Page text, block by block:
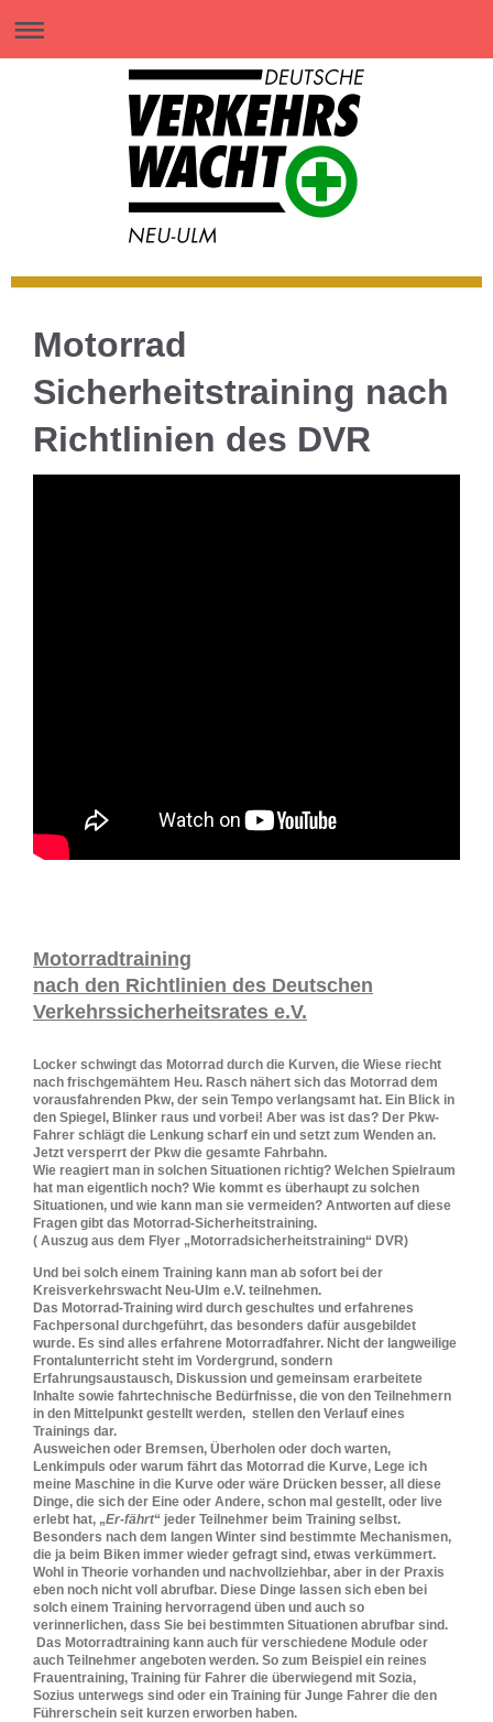
Motorrad
Sicherheitstraining nach
Richtlinien des DVR
Motorradtraining
nach den Richtlinien des Deutschen
Verkehrssicherheitsrates e.V.
Locker schwingt das Motorrad durch die Kurven, die Wiese riecht
nach frischgemähtem Heu. Rasch nähert sich das Motorrad dem
vorausfahrenden Pkw, der sein Tempo verlangsamt hat. Ein Blick in
den Spiegel, Blinker raus und vorbei! Aber was ist das? Der Pkw-
Fahrer schlägt die Lenkung scharf ein und setzt zum Wenden an.
Jetzt versperrt der Pkw die gesamte Fahrbahn.
Wie reagiert man in solchen Situationen richtig? Welchen Spielraum
hat man eigentlich noch? Wie kommt es überhaupt zu solchen
Situationen, und wie kann man sie vermeiden? Antworten auf diese
Fragen gibt das Motorrad-Sicherheitstraining.
( Auszug aus dem Flyer „Motorradsicherheitstraining“ DVR)
Und bei solch einem Training kann man ab sofort bei der
Kreisverkehrswacht Neu-Ulm e.V. teilnehmen.
Das Motorrad-Training wird durch geschultes und erfahrenes
Fachpersonal durchgeführt, das besonders dafür ausgebildet
wurde. Es sind alles erfahrene Motorradfahrer. Nicht der langweilige
Frontalunterricht steht im Vordergrund, sondern
Erfahrungsaustausch, Diskussion und gemeinsam erarbeitete
Inhalte sowie fahrtechnische Bedürfnisse, die von den Teilnehmern
in den Mittelpunkt gestellt werden, stellen den Verlauf eines
Trainings dar.
Ausweichen oder Bremsen, Überholen oder doch warten,
Lenkimpuls oder warum fährt das Motorrad die Kurve, Lege ich
meine Maschine in die Kurve oder wäre Drücken besser, all diese
Dinge, die sich der Eine oder Andere, schon mal gestellt, oder live
erlebt hat, „Er-fährt“ jeder Teilnehmer beim Training selbst.
Besonders nach dem langen Winter sind bestimmte Mechanismen,
die ja beim Biken immer wieder gefragt sind, etwas verkümmert.
Wohl in Theorie vorhanden und nachvollziehbar, aber in der Praxis
eben noch nicht voll abrufbar. Diese Dinge lassen sich eben bei
solch einem Training hervorragend üben und auch so
verinnerlichen, dass Sie bei bestimmten Situationen abrufbar sind.
Das Motorradtraining kann auch für verschiedene Module oder
auch Teilnehmer angeboten werden. So zum Beispiel ein reines
Frauentraining, Training für Fahrer die überwiegend mit Sozia,
Sozius unterwegs sind oder ein Training für Junge Fahrer die den
Führerschein seit kurzen erworben haben.